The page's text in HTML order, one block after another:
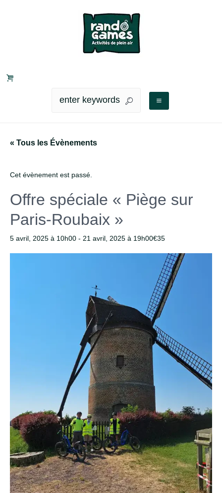
« Tous les Évènements
Cet évènement est passé.
Offre spéciale « Piège sur
Paris-Roubaix »
5 avril, 2025 à 10h00 - 21 avril, 2025 à 19h00€35